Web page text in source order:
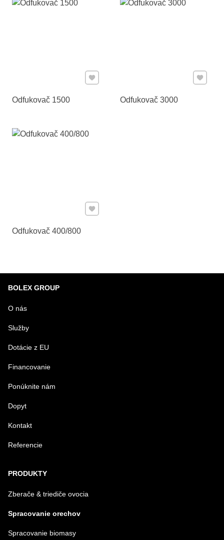
Odfukovač 1500
Pridať k Obľúbeným
Odfukovač 3000
Pridať
Odfukovač 400/800
Pridať k Obľúbeným
BOLEX GROUP
O nás
Služby
Dotácie z EU
Financovanie
Ponúknite nám
Dopyt
Kontakt
Referencie
PRODUKTY
Zberače & triediče ovocia
Spracovanie orechov
Spracovanie biomasy